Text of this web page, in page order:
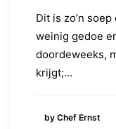
Dit is zo’n
weinig gedoe
doordeweeks,
krijgt;…
by Chef Ernst